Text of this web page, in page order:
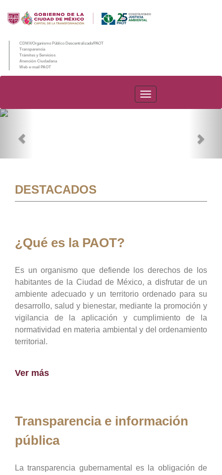
CDMX/Organismo Público Descentralizado/PAOT
Transparencia
Trámites y Servicios
Atención Ciudadana
Web e-mail PAOT
PAOT
DESTACADOS
¿Qué es la PAOT?
Es un organismo que defiende los derechos de los
habitantes de la Ciudad de México, a disfrutar de un
ambiente adecuado y un territorio ordenado para su
desarrollo, salud y bienestar, mediante la promoción y
vigilancia de la aplicación y cumplimiento de la
normatividad en materia ambiental y del ordenamiento
territorial.
Ver más
Transparencia e información
pública
La transparencia gubernamental es la obligación de